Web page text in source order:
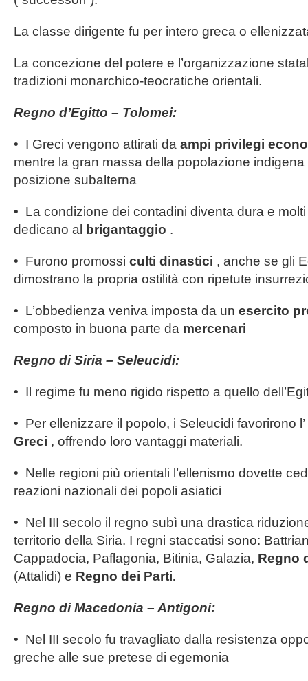
La classe dirigente fu per intero greca o
La concezione del potere e l’organizzazione
tradizioni monarchico-teocratiche orientali.
Regno d’Egitto – Tolomei:
• I Greci vengono attirati da ampi privilegi
mentre la gran massa della popolazione
posizione subalterna
• La condizione dei contadini diventa dura e
dedicano al
brigantaggio .
• Furono promossi culti dinastici , anche se gli
dimostrano la propria ostilità con ripetute
• L’obbedienza veniva imposta da un esercito
composto in buona parte da mercenari
Regno di Siria – Seleucidi:
• Il regime fu meno rigido rispetto a quello
• Per ellenizzare il popolo, i Seleucidi favorirono l’
Greci , offrendo loro vantaggi materiali.
• Nelle regioni più orientali l’ellenismo dovette
reazioni nazionali dei popoli asiatici
• Nel III secolo il regno subì una drastica
territorio della Siria. I regni staccatisi sono:
Cappadocia, Paflagonia, Bitinia, Galazia, Regno
(Attalidi) e Regno dei Parti.
Regno di Macedonia – Antigoni:
• Nel III secolo fu travagliato dalla resistenza
greche alle sue pretese di egemonia